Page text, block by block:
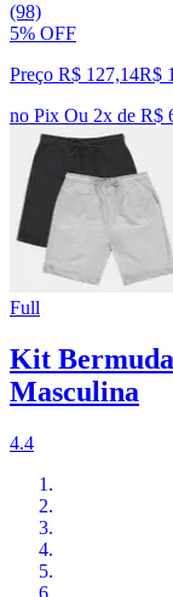
(98)
5% OFF
Preço R$ 127,14R$
no Pix Ou 2x de R$
Full
Kit
Masculina
4.4